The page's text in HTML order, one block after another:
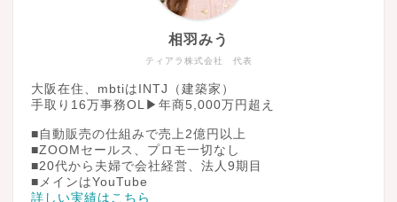
ティアラ株式会社 代表
相羽みう
大阪在住、mbtiはINTJ（建築家）
手取り16万事務OL▶︎年商5,000万円超え
■自動販売の仕組みで売上2億円以上
■ZOOMセールス、プロモ一切なし
■20代から夫婦で会社経営、法人9期目
■メインはYouTube
詳しい実績はこちら